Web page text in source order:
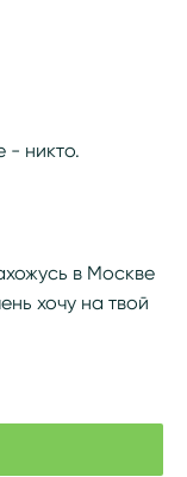
- никто.
в Москве
хочу на твой